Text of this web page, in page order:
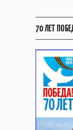
70 ЛЕТ